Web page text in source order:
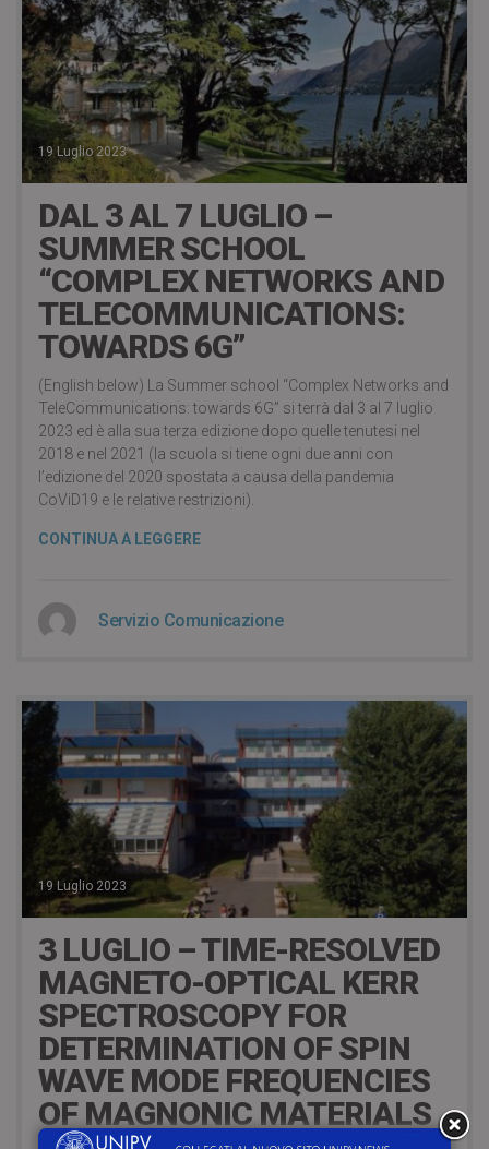
19 Luglio 2023
DAL 3 AL 7 LUGLIO –
SUMMER SCHOOL
“COMPLEX NETWORKS AND
TELECOMMUNICATIONS:
TOWARDS 6G”
(English below) La Summer school “Complex Networks and
TeleCommunications: towards 6G” si terrà dal 3 al 7 luglio
2023 ed è alla sua terza edizione dopo quelle tenutesi nel
2018 e nel 2021 (la scuola si tiene ogni due anni con
l’edizione del 2020 spostata a causa della pandemia
CoViD19 e le relative restrizioni).
CONTINUA A LEGGERE
Servizio Comunicazione
19 Luglio 2023
3 LUGLIO – TIME-RESOLVED
MAGNETO-OPTICAL KERR
SPECTROSCOPY FOR
DETERMINATION OF SPIN
WAVE MODE FREQUENCIES
OF MAGNONIC MATERIALS